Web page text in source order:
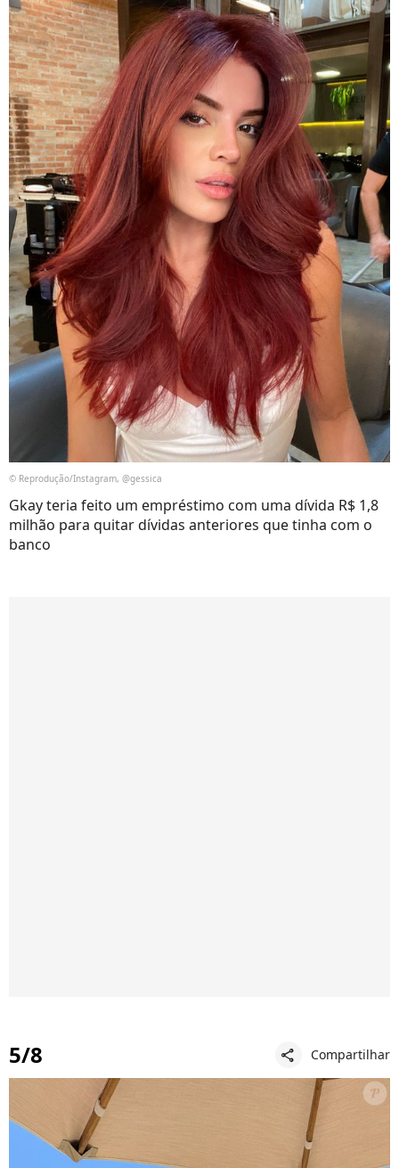
© Reprodução/Instagram, @gessica
Gkay teria feito um empréstimo com uma dívida R$ 1,8
milhão para quitar dívidas anteriores que tinha com o
banco
5/8 share Compartilhar